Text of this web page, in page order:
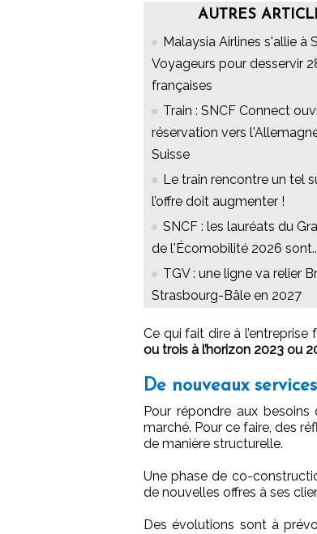
AUTRES
Malaysia Airlines s'allie à
Voyageurs pour desservir
françaises
Train : SNCF Connect
réservation vers
Suisse
Le train rencontre un tel
l’offre doit augmenter !
SNCF : les lauréats du
de l'Écomobilité 2026
TGV : une ligne va relier
Strasbourg-Bâle en 2027
Ce qui fait dire à l’entreprise
ou trois à l’horizon 2023 ou
De nouveaux
Pour répondre aux
marché. Pour ce faire, des
de manière structurelle.
Une phase de co-
de nouvelles offres à ses
Des évolutions sont à